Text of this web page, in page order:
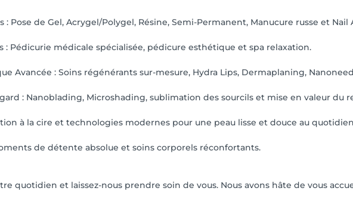
: Pose de Gel, Acrygel/Polygel, Résine, Semi-Permanent, Manucure russe et Nail
: Pédicurie médicale spécialisée, pédicure esthétique et spa relaxation.
Avancée : Soins régénérants sur-mesure, Hydra Lips, Dermaplaning,
: Nanoblading, Microshading, sublimation des sourcils et mise en valeur du
à la cire et technologies modernes pour une peau lisse et douce au
de détente absolue et soins corporels réconfortants.
quotidien et laissez-nous prendre soin de vous. Nous avons hâte de vous